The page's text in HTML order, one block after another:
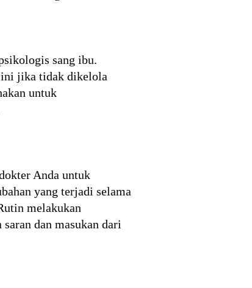
sang ibu.
ini jika tidak dikelola
untuk
Anda untuk
yang terjadi selama
melakukan
dan masukan dari